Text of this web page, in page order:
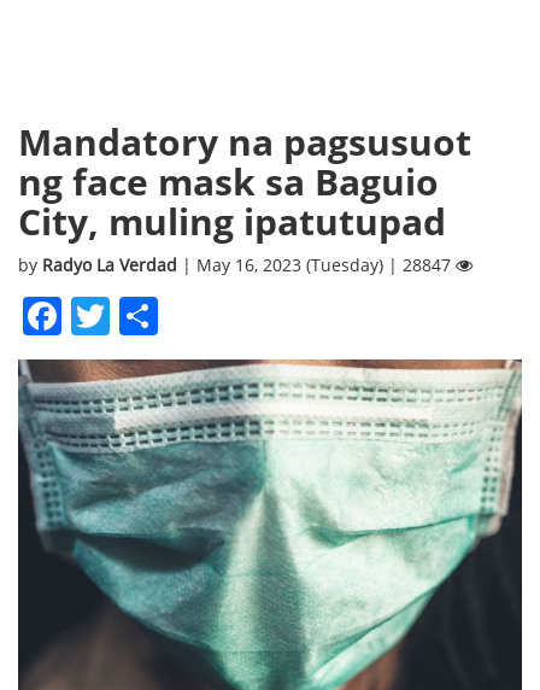
Mandatory na pagsusuot
ng face mask sa Baguio
City, muling ipatutupad
by Radyo La Verdad | May 16, 2023 (Tuesday) | 28847
Facebook
Twitter